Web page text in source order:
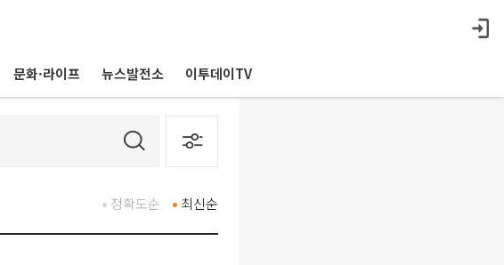
문화·라이프 뉴스발전소 이투데이TV
최신순
정확도순